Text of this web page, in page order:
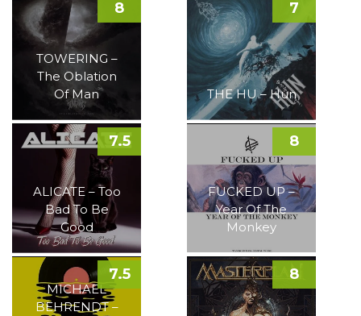
TOWERING –
The Oblation
Of Man
8
THE HU – Hun
7
ALICATE – Too
Bad To Be
Good
7.5
FUCKED UP –
Year Of The
Monkey
8
MICHAEL
BEHRENDT –
7.5 8